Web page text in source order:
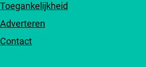
Toegankelijkheid
Adverteren
Contact